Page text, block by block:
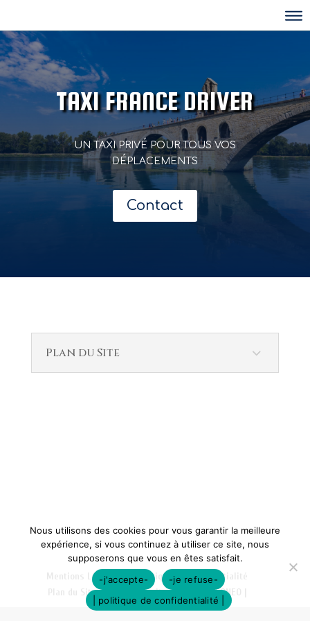
TAXI FRANCE DRIVER
UN TAXI PRIVÉ POUR TOUS VOS
DÉPLACEMENTS
Contact
Plan du Site
Mentions Légales
Politique de Confidentialité
Plan du Site
Création site internet | VEONEO |
Nous utilisons des cookies pour vous garantir la meilleure
expérience, si vous continuez à utiliser ce site, nous
supposerons que vous en êtes satisfait.
-j'accepte-
-je refuse-
| politique de confidentialité |